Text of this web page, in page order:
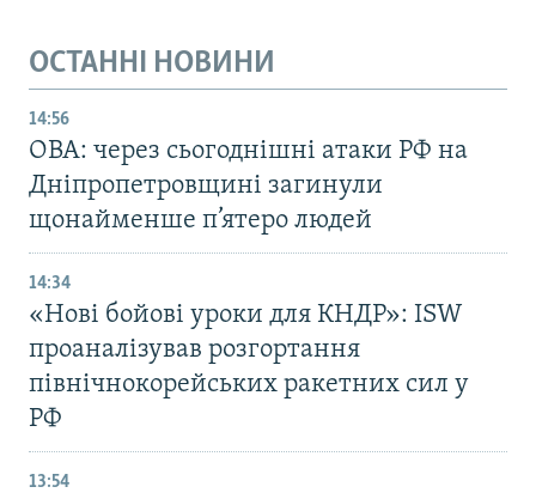
ОСТАННІ НОВИНИ
14:56
ОВА: через сьогоднішні атаки РФ на
Дніпропетровщині загинули
щонайменше п’ятеро людей
14:34
«Нові бойові уроки для КНДР»: ISW
проаналізував розгортання
північнокорейських ракетних сил у
РФ
13:54